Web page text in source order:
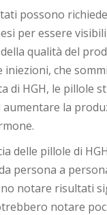
possono
per essere
qualità del
iniezioni, che
di HGH, le pillole
la
delle pillole di
persona a
notare risultati
notare